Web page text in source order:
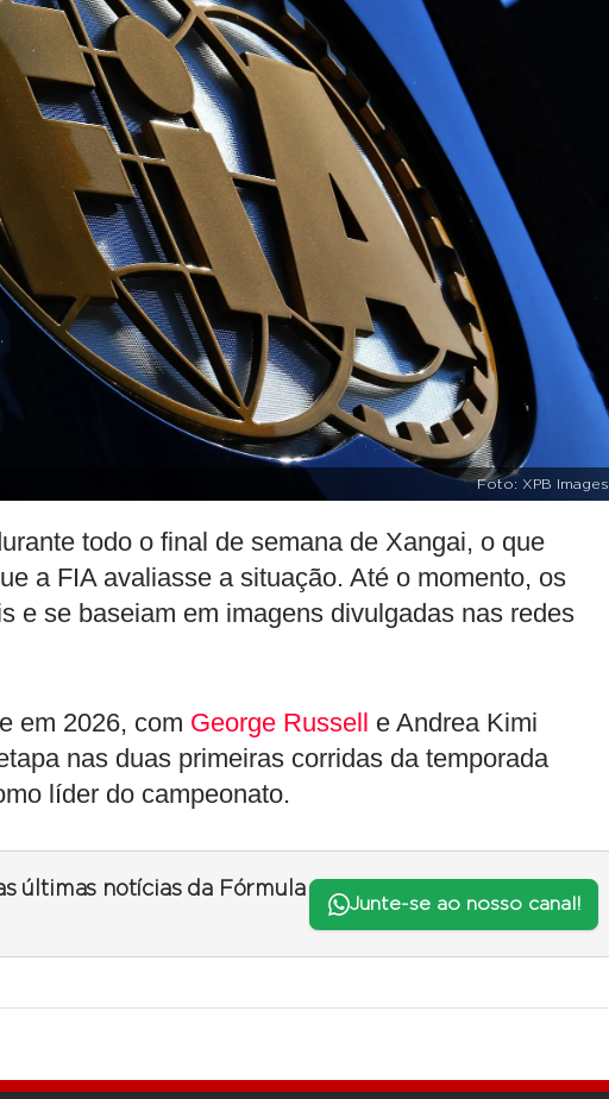
Foto: XPB Images
todo o final de semana de Xangai, o que
a FIA avaliasse a situação. Até o momento, os
e se baseiam em imagens divulgadas nas redes
em 2026, com George Russell
e Andrea Kimi
nas duas primeiras corridas da temporada
líder do campeonato.
últimas notícias da Fórmula
Junte-se ao nosso canal!